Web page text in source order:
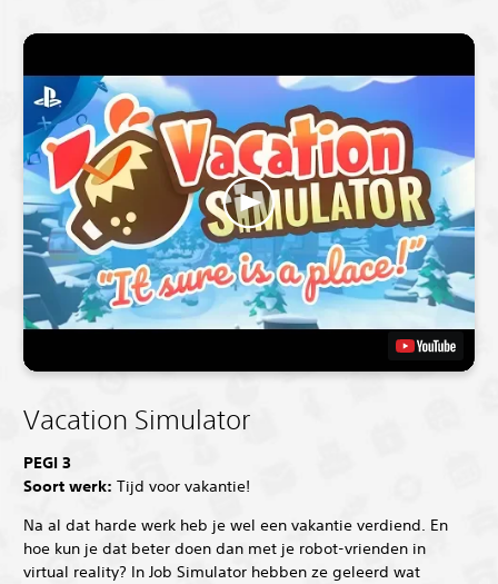
Vacation Simulator
PEGI 3
Soort werk: Tijd voor vakantie!
Na al dat harde werk heb je wel een vakantie verdiend. En
hoe kun je dat beter doen dan met je robot-vrienden in
virtual reality? In Job Simulator hebben ze geleerd wat